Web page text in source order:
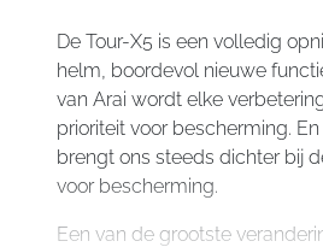
aantal
De Tour-X5 is een volledig
helm, boordevol nieuwe
van Arai wordt elke
prioriteit voor bescherming.
brengt ons steeds dichter bij
voor bescherming.
Een van de grootste